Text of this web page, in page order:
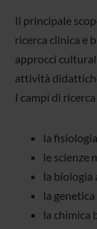
Il principale
ricerca clinica e
approcci
attività
I campi di
la
le scienze
la biologia
la
la chimica